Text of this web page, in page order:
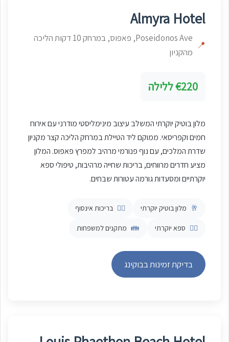
Almyra Hotel
📍
Poseidonos Ave, פאפוס, במרחק 10 דקות הליכה
מהקניון
€220 ללילה
מלון בוטיק יוקרתי המשלב עיצוב מינימליסטי מודרני עם אירוח
חמים וקפריסאי. ממוקם ליד הטיילת במרחק הליכה קצר מקניון
שדרת המלכים, עם נוף פנורמי מרהיב למפרץ פאפוס. המלון
מציע חדרים מרווחים, בריכות שחייה מרהיבות, טיפולי ספא
יוקרתיים ומסעדות גורמה עטורות שבחים.
🥂 מלון בוטיק יוקרתי 🏊‍♂️ בריכות אינסוף
🧖‍♀️ ספא יוקרתי 👪 מתקנים למשפחות
בדיקת זמינות בבוקינג